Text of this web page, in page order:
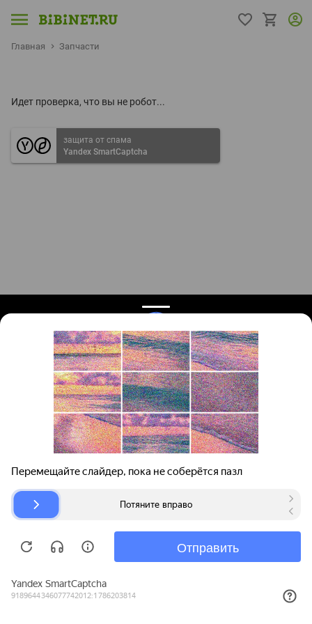
Главная Запчасти
Идет проверка, что вы не робот...
защита от спама
Yandex SmartCaptcha
Поиск запчастей
Для автокомпаний
Авторазборки
О проекте
Помощь
Карта сайта
© bibinet.ru - система поиска запчастей,
Copyright 2010-2026 Все права защищены